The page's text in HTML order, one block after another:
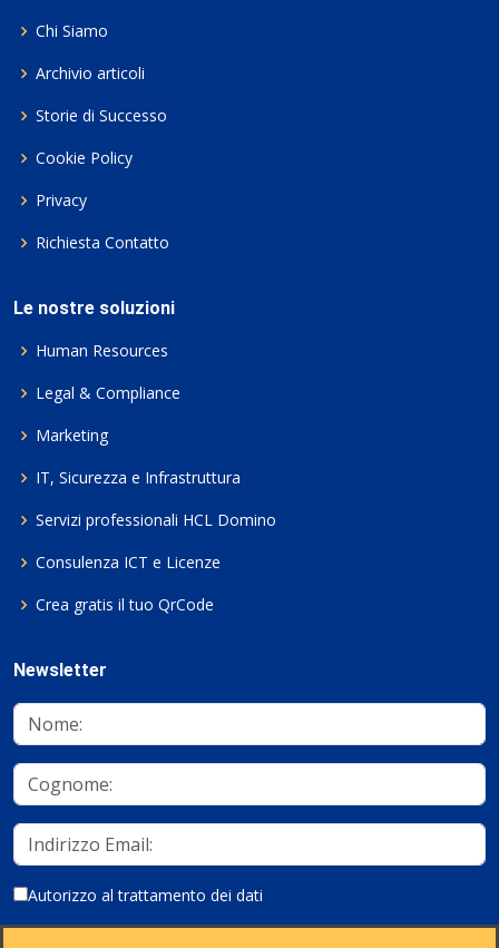
Chi Siamo
Archivio articoli
Storie di Successo
Cookie Policy
Privacy
Richiesta Contatto
Le nostre soluzioni
Human Resources
Legal & Compliance
Marketing
IT, Sicurezza e Infrastruttura
Servizi professionali HCL Domino
Consulenza ICT e Licenze
Crea gratis il tuo QrCode
Newsletter
Autorizzo al trattamento dei dati